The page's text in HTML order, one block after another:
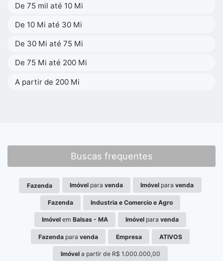
De 75 mil até 10 Mi
De 10 Mi até 30 Mi
De 30 Mi até 75 Mi
De 75 Mi até 200 Mi
A partir de 200 Mi
Buscas frequentes
Fazenda Imóvel para venda Imóvel paravenda
Fazenda Industria e Comercio e Agro
Imóvelem Balsas - MA Imóvel paravenda
Fazenda paravenda Empresa ATIVOS
Imóvela partir de R$ 1.000.000,00